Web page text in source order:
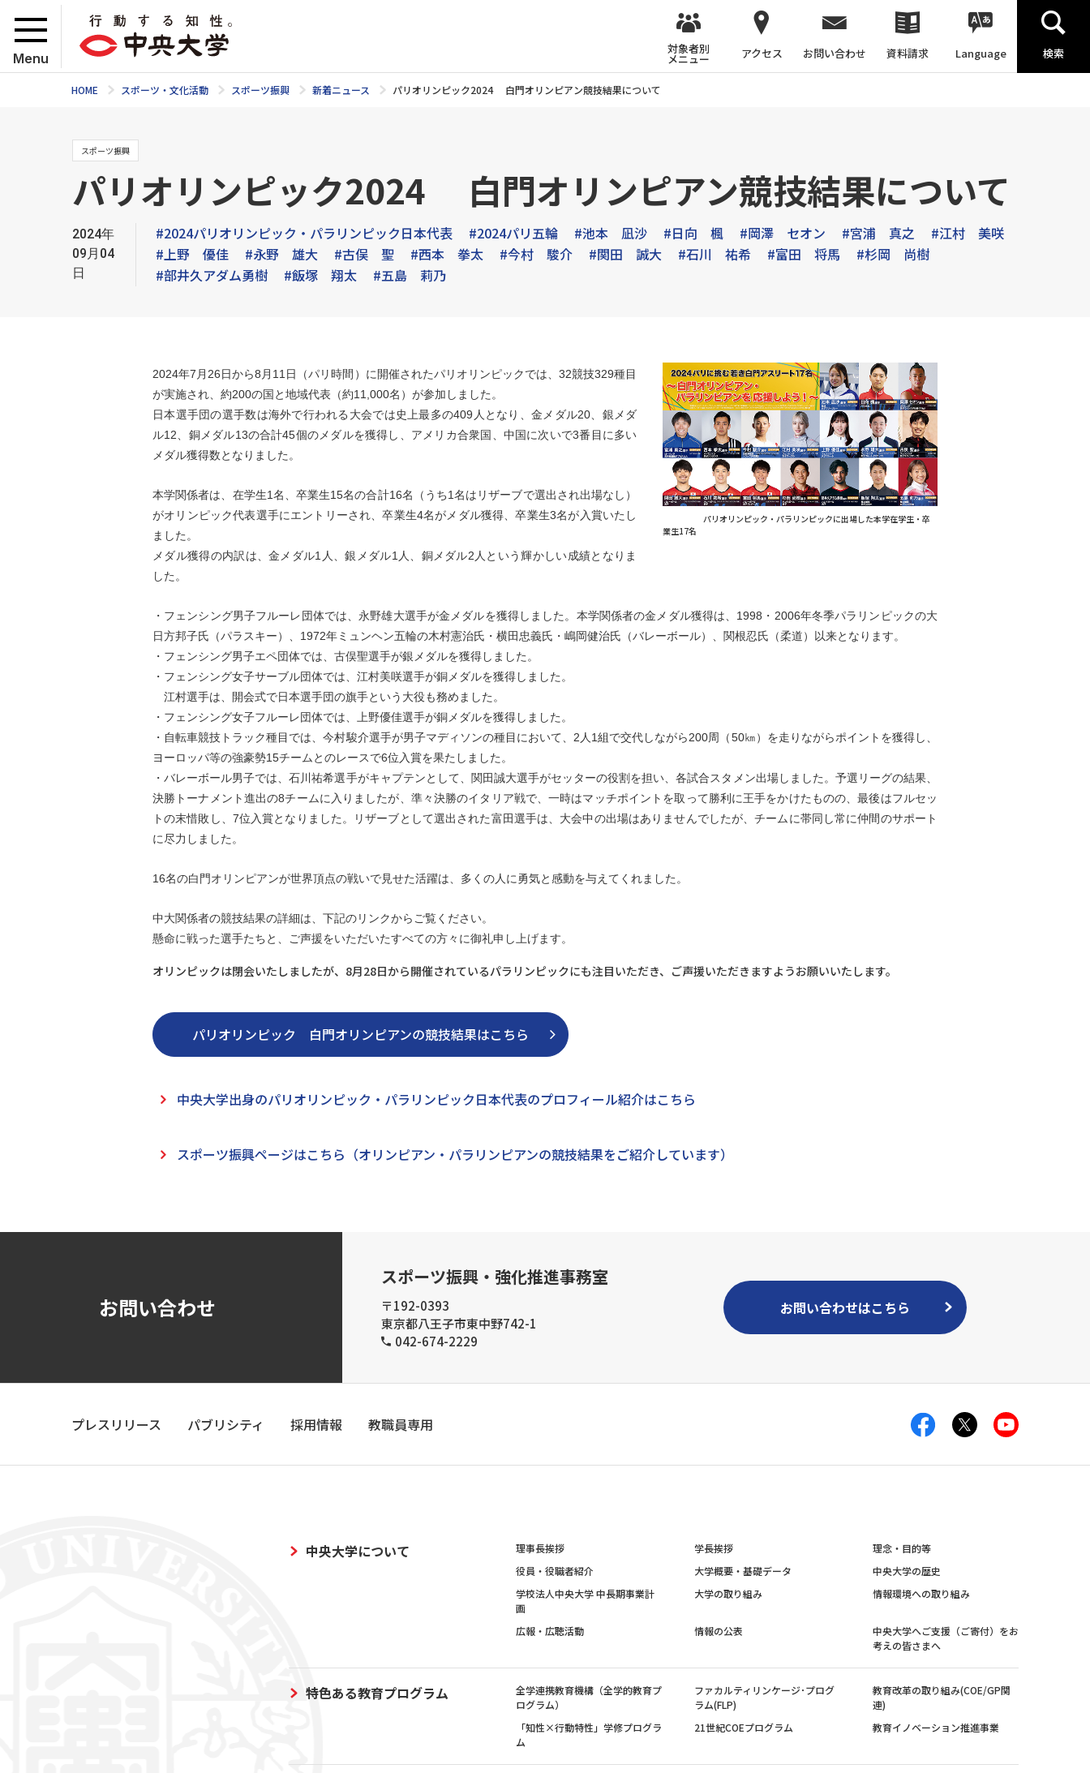
Menu
対象者別
メニュー アクセス お問い合わせ 資料請求 Language 検索
HOME スポーツ・文化活動 スポーツ振興 新着ニュース パリオリンピック2024 白門オリンピアン競技結果について
スポーツ振興
パリオリンピック2024 白門オリンピアン競技結果について
2024年
09月04
日
#2024パリオリンピック・パラリンピック日本代表 #2024パリ五輪 #池本 凪沙 #日向 楓 #岡澤 セオン #宮浦 真之
#江村 美咲
#上野 優佳
#永野 雄大 #古俣 聖 #西本 拳太 #今村 駿介 #関田 誠大 #石川 祐希 #富田 将馬
#杉岡 尚樹
#部井久アダム勇樹
#飯塚 翔太 #五島 莉乃
パリオリンピック・パラリンピックに出場した本学在学生・卒
業生17名
2024年7月26日から8月11日（パリ時間）に開催されたパリオリンピックでは、32競技329種目
が実施され、約200の国と地域代表（約11,000名）が参加しました。
日本選手団の選手数は海外で行われる大会では史上最多の409人となり、金メダル20、銀メダ
ル12、銅メダル13の合計45個のメダルを獲得し、アメリカ合衆国、中国に次いで3番目に多い
メダル獲得数となりました。
本学関係者は、在学生1名、卒業生15名の合計16名（うち1名はリザーブで選出され出場なし）
がオリンピック代表選手にエントリーされ、卒業生4名がメダル獲得、卒業生3名が入賞いたし
ました。
メダル獲得の内訳は、金メダル1人、銀メダル1人、銅メダル2人という輝かしい成績となりま
した。
・フェンシング男子フルーレ団体では、永野雄大選手が金メダルを獲得しました。 本学関係者の金メダル獲得は、1998・2006年冬季パラリンピックの大
日方邦子氏（パラスキー）、1972年ミュンヘン五輪の木村憲治氏・横田忠義氏・嶋岡健治氏（バレーボール）、関根忍氏（柔道）以来となります。
・フェンシング男子エペ団体では、古俣聖選手が銀メダルを獲得しました。
・フェンシング女子サーブル団体では、江村美咲選手が銅メダルを獲得しました。
江村選手は、開会式で日本選手団の旗手という大役も務めました。
・フェンシング女子フルーレ団体では、上野優佳選手が銅メダルを獲得しました。
・自転車競技トラック種目では、今村駿介選手が男子マディソンの種目において、2人1組で交代しながら200周（50㎞）を走りながらポイントを獲得し、
ヨーロッパ等の強豪勢15チームとのレースで6位入賞を果たしました。
・バレーボール男子では、石川祐希選手がキャプテンとして、関田誠大選手がセッターの役割を担い、各試合スタメン出場しました。予選リーグの結果、
決勝トーナメント進出の8チームに入りましたが、準々決勝のイタリア戦で、一時はマッチポイントを取って勝利に王手をかけたものの、最後はフルセッ
トの末惜敗し、7位入賞となりました。リザーブとして選出された富田選手は、大会中の出場はありませんでしたが、チームに帯同し常に仲間のサポート
に尽力しました。
16名の白門オリンピアンが世界頂点の戦いで見せた活躍は、多くの人に勇気と感動を与えてくれました。
中大関係者の競技結果の詳細は、下記のリンクからご覧ください。
懸命に戦った選手たちと、ご声援をいただいたすべての方々に御礼申し上げます。
オリンピックは閉会いたしましたが、8月28日から開催されているパラリンピックにも注目いただき、ご声援いただきますようお願いいたします。
パリオリンピック 白門オリンピアンの競技結果はこちら
中央大学出身のパリオリンピック・パラリンピック日本代表のプロフィール紹介はこちら
スポーツ振興ページはこちら（オリンピアン・パラリンピアンの競技結果をご紹介しています）
お問い合わせ
スポーツ振興・強化推進事務室
〒192-0393
東京都八王子市東中野742-1
042-674-2229
お問い合わせはこちら
プレスリリース パブリシティ 採用情報 教職員専用
中央大学について 理事長挨拶 学長挨拶
理念・目的等
役員・役職者紹介
大学概要・基礎データ
中央大学の歴史
学校法人中央大学 中長期事業計
画
大学の取り組み 情報環境への取り組み
広報・広聴活動 情報の公表
中央大学へご支援（ご寄付）をお
考えの皆さまへ
特色ある教育プログラム
全学連携教育機構（全学的教育プ
ログラム）
ファカルティリンケージ･プログ
ラム(FLP)
教育改革の取り組み(COE/GP関
連)
「知性×行動特性」学修プログラ
ム
21世紀COEプログラム 教育イノベーション推進事業